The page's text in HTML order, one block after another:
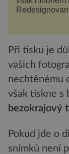
je značka
Při tisku je
vašich
nechtěnému
však tiskne s
bezokrajový
Pokud jde o
snímků není